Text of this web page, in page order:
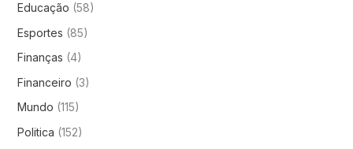
Educação (58)
Esportes (85)
Finanças (4)
Financeiro (3)
Mundo (115)
Politica (152)